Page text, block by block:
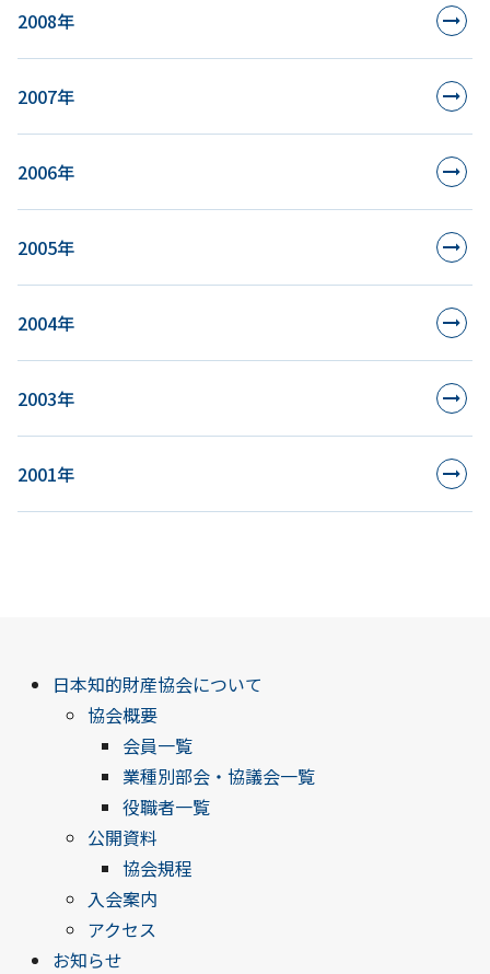
2008年
2007年
2006年
2005年
2004年
2003年
2001年
日本知的財産協会について
協会概要
会員一覧
業種別部会・協議会一覧
役職者一覧
公開資料
協会規程
入会案内
アクセス
お知らせ